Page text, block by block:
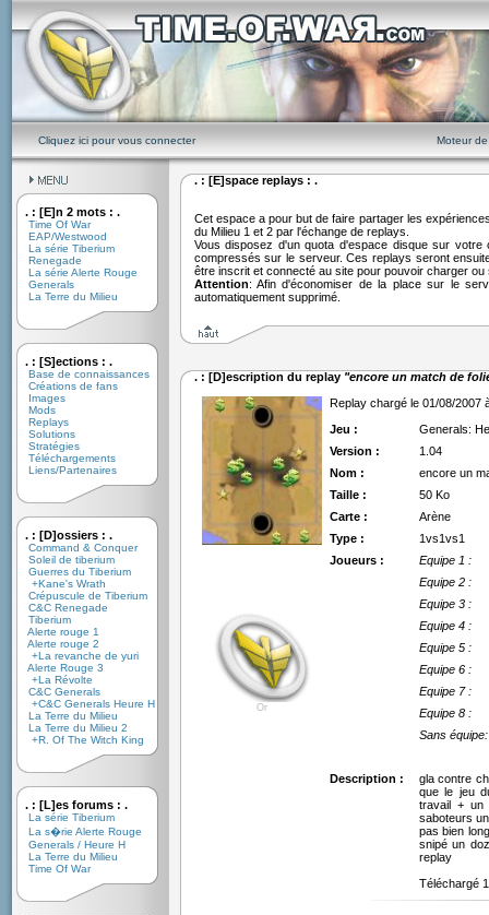
Cliquez ici pour vous connecter Moteur
. : [E]n 2 mots : .
Time Of War
EAP/Westwood
La série Tiberium
Renegade
La série Alerte Rouge
Generals
La Terre du Milieu
. : [S]ections : .
Base de connaissances
Créations de fans
Images
Mods
Replays
Solutions
Stratégies
Téléchargements
Liens/Partenaires
. : [D]ossiers : .
Command & Conquer
Soleil de tiberium
Guerres du Tiberium
+Kane's Wrath
Crépuscule de Tiberium
C&C Renegade
Tiberium
Alerte rouge 1
Alerte rouge 2
+La revanche de yuri
Alerte Rouge 3
+La Révolte
C&C Generals
+C&C Generals Heure H
La Terre du Milieu
La Terre du Milieu 2
+R. Of The Witch King
. : [L]es forums : .
La série Tiberium
La s�rie Alerte Rouge
Generals / Heure H
La Terre du Milieu
Time Of War
. : [E]space replays : .
Cet espace a pour but de faire partager les
du Milieu 1 et 2 par l'échange de replays.
Vous disposez d'un quota d'espace disque sur
compressés sur le serveur. Ces replays seront
être inscrit et connecté au site pour pouvoir charger
Attention: Afin d'économiser de la place sur le
automatiquement supprimé.
. : [D]escription du replay "encore un match de
Or
Replay chargé le 01/08/2007
Jeu :
Generals:
Version :
1.04
Nom :
encore un
Taille :
50 Ko
Carte :
Arène
Type :
1vs1vs1
Joueurs :
Equipe 1 :
Equipe 2 :
Equipe 3 :
Equipe 4 :
Equipe 5 :
Equipe 6 :
Equipe 7 :
Equipe 8 :
Sans équipe:
Description :
gla contre
que le jeu
travail + un
saboteurs
pas bien
snipé un
replay
Téléchargé